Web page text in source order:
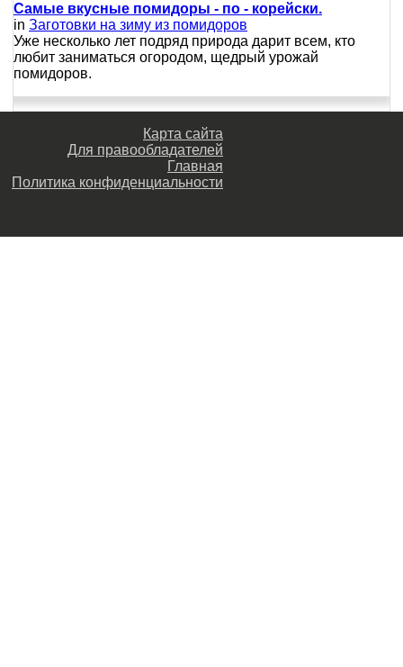
Самые вкусные помидоры - по - корейски.
in Заготовки на зиму из помидоров
Уже несколько лет подряд природа дарит всем, кто
любит заниматься огородом, щедрый урожай
помидоров.
Карта сайта
Для правообладателей
Главная
Политика конфиденциальности